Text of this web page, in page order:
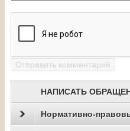
НАПИСАТЬ
Нормативно-